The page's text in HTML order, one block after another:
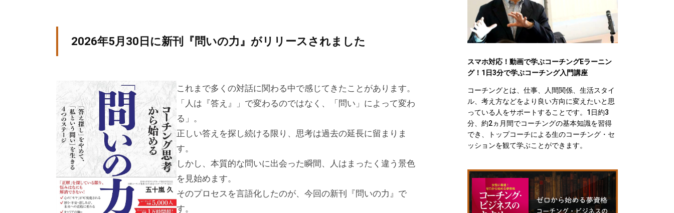
入
し
た
い
小
企
業
2026年5月30日に新刊『問いの力』がリリースされました
これまで多くの対話に関わる中で感じてきたことがあります。
「人は『答え』」で変わるのではなく、「問い」によって変わ
る」。
正しい答えを探し続ける限り、思考は過去の延長に留まりま
す。
しかし、本質的な問いに出会った瞬間、人はまったく違う景色
を見始めます。
そのプロセスを言語化したのが、今回の新刊『問いの力』で
す。
スマホ対応！動画で学ぶコーチングEラーニン
グ！1日3分で学ぶコーチング入門講座
コーチングとは、仕事、人間関係、生活スタイ
ル、考え方などをより良い方向に変えたいと思
っている人をサポートすることです。1日約3
分、約2ヵ月間でコーチングの基本知識を習得
でき、トップコーチによる生のコーチング・セ
ッションを観て学ぶことができます。